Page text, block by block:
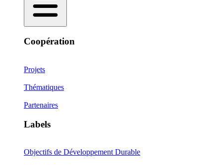
Coopération
Projets
Thématiques
Partenaires
Labels
Objectifs de Développement Durable